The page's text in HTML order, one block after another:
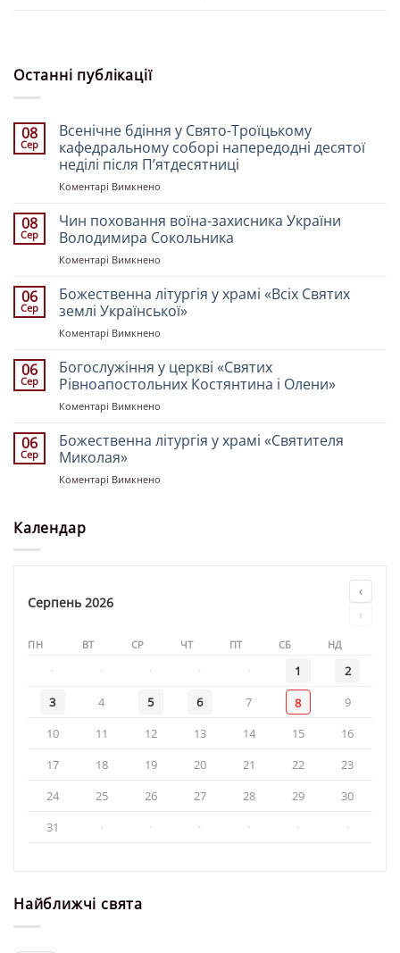
Останні публікації
08
Сер
Всенічне бдіння у Свято-Троїцькому
кафедральному соборі напередодні десятої
неділі після Пʼятдесятниці
Коментарі Вимкнено
бдіння
Свято-
соборі
напередодні
Пʼятдесятниці
08
Сер
Чин поховання воїна-захисника України
Володимира Сокольника
Коментарі Вимкнено
поховання
воїна-
захисника
Сокольника
06
Сер
Божественна літургія у храмі «Всіх Святих
землі Української»
Коментарі Вимкнено
літургія
у
храмі
землі
Української»
06
Сер
Богослужіння у церкві «Святих
Рівноапостольних Костянтина і Олени»
Коментарі Вимкнено
у
церкві
06
Сер
Божественна літургія у храмі «Святителя
Миколая»
Коментарі Вимкнено
Календар
Серпень 2026
‹
›
ПН ВТ СР ЧТ ПТ СБ НД
· · · · · 1
2
3
4 5 6 7 8
9
10
11 12 13 14 15
16
17
18 19 20 21 22
23
24
25 26 27 28 29
30
31
· · · · · ·
Найближчі свята